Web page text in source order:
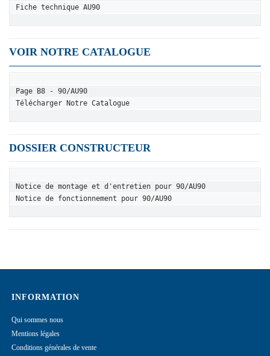
Fiche technique AU90
VOIR NOTRE CATALOGUE
Page B8 - 90/AU90
Télécharger Notre Catalogue
DOSSIER CONSTRUCTEUR
Notice de montage et d'entretien pour 90/AU90
Notice de fonctionnement pour 90/AU90
INFORMATION
Qui sommes nous
Mentions légales
Conditions générales de vente